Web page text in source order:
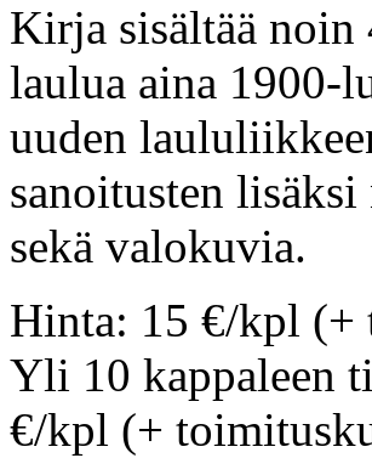
Kirja sisältää noin
laulua aina 1900-
uuden
sanoitusten
sekä valokuvia.
Hinta: 15 €/kpl
Yli 10 kappaleen
€/kpl (+